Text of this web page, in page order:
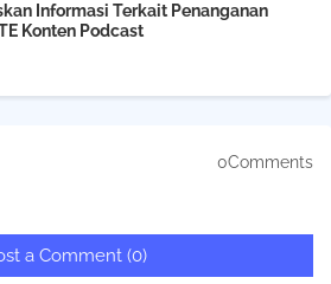
Informasi Terkait Penanganan
Konten Podcast
0Comments
a Comment (0)